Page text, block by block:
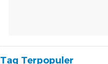
Tag Terpopuler